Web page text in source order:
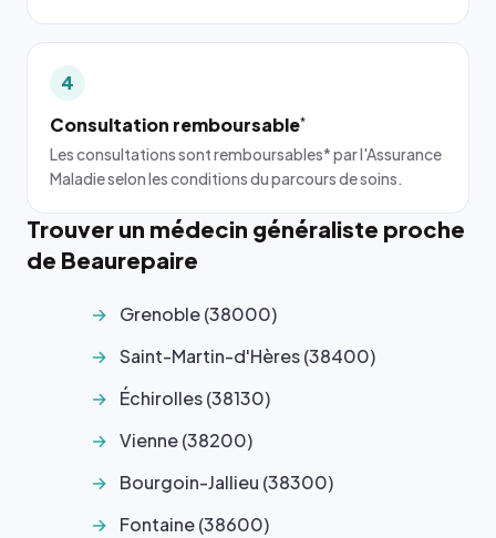
4
Consultation remboursable*
Les consultations sont remboursables* par l'Assurance
Maladie selon les conditions du parcours de soins.
Trouver un médecin généraliste proche
de Beaurepaire
Grenoble (38000)
Saint-Martin-d'Hères (38400)
Échirolles (38130)
Vienne (38200)
Bourgoin-Jallieu (38300)
Fontaine (38600)